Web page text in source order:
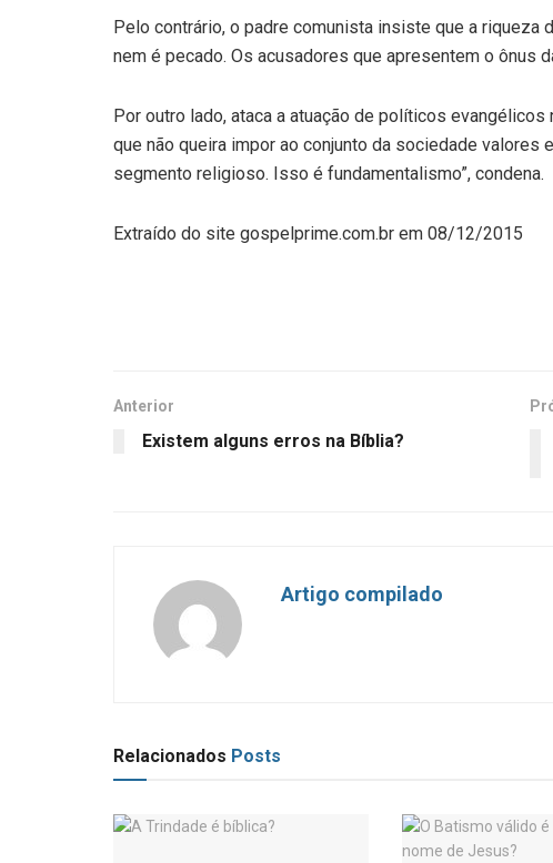
Pelo contrário, o padre comunista insiste que a riqueza
nem é pecado. Os acusadores que apresentem o ônus
Por outro lado, ataca a atuação de políticos
que não queira impor ao conjunto da sociedade
segmento religioso. Isso é fundamentalismo”, condena.
Extraído do site gospelprime.com.br em 08/12/2015
Anterior
Existem alguns erros na Bíblia?
Artigo compilado
Relacionados Posts